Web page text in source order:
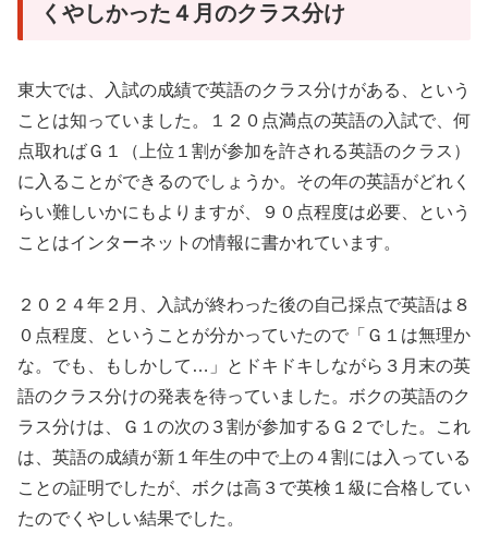
くやしかった４月のクラス分け
東大では、入試の成績で英語のクラス分けがある、という
ことは知っていました。１２０点満点の英語の入試で、何
点取ればＧ１（上位１割が参加を許される英語のクラス）
に入ることができるのでしょうか。その年の英語がどれく
らい難しいかにもよりますが、９０点程度は必要、という
ことはインターネットの情報に書かれています。
２０２４年２月、入試が終わった後の自己採点で英語は８
０点程度、ということが分かっていたので「Ｇ１は無理か
な。でも、もしかして…」とドキドキしながら３月末の英
語のクラス分けの発表を待っていました。ボクの英語のク
ラス分けは、Ｇ１の次の３割が参加するＧ２でした。これ
は、英語の成績が新１年生の中で上の４割には入っている
ことの証明でしたが、ボクは高３で英検１級に合格してい
たのでくやしい結果でした。